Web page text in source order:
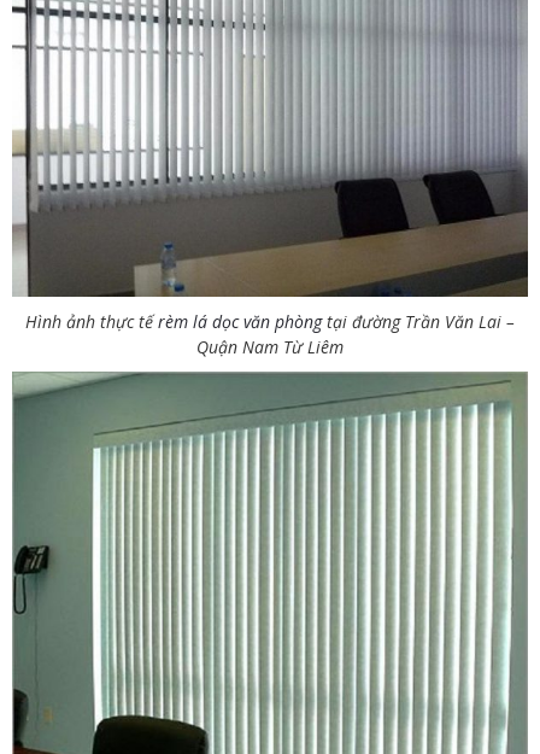
Hình ảnh thực tếrèm lá dọc văn phòngtại đường Trần Văn Lai –
Quận Nam Từ Liêm